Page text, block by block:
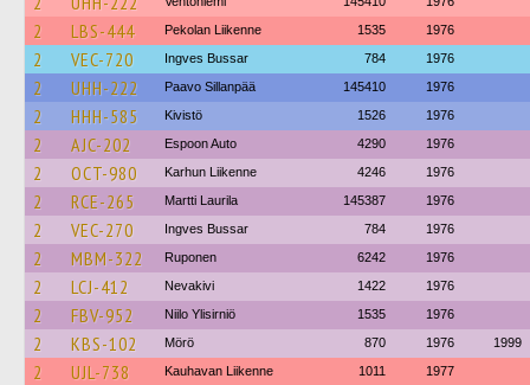
2 LBS-444 Pekolan Liikenne 1535 1976
2 VEC-720 Ingves Bussar 784 1976
2 UHH-222 Paavo Sillanpää 145410 1976
2 HHH-585 Kivistö 1526 1976
2 AJC-202 Espoon Auto 4290 1976
2 OCT-980 Karhun Liikenne 4246 1976
2 RCE-265 Martti Laurila 145387 1976
2 VEC-270 Ingves Bussar 784 1976
2 MBM-322 Ruponen 6242 1976
2 LCJ-412 Nevakivi 1422 1976
2 FBV-952 Niilo Ylisirniö 1535 1976
2 KBS-102 Mörö 870 1976 1999
2 UJL-738 Kauhavan Liikenne 1011 1977